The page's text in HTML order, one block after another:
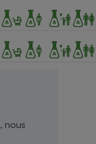
, nous